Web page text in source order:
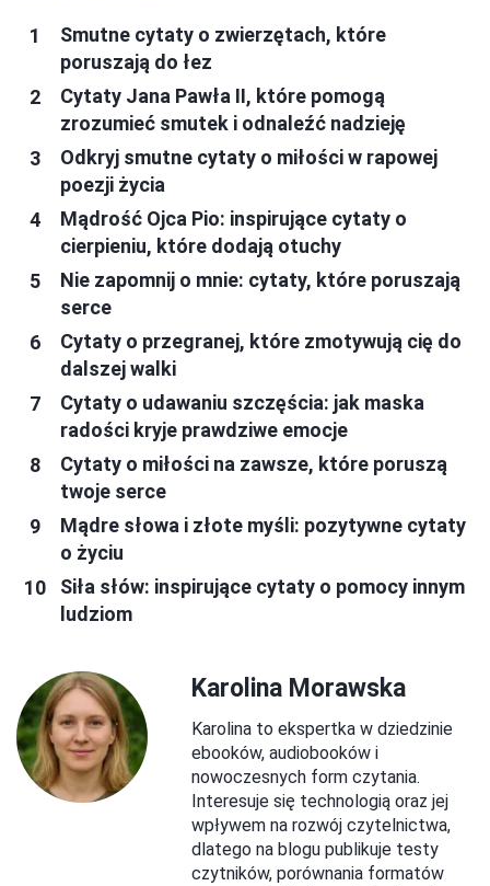
Smutne cytaty o zwierzętach, które
poruszają do łez
Cytaty Jana Pawła II, które pomogą
zrozumieć smutek i odnaleźć nadzieję
Odkryj smutne cytaty o miłości w rapowej
poezji życia
Mądrość Ojca Pio: inspirujące cytaty o
cierpieniu, które dodają otuchy
Nie zapomnij o mnie: cytaty, które poruszają
serce
Cytaty o przegranej, które zmotywują cię do
dalszej walki
Cytaty o udawaniu szczęścia: jak maska
radości kryje prawdziwe emocje
Cytaty o miłości na zawsze, które poruszą
twoje serce
Mądre słowa i złote myśli: pozytywne cytaty
o życiu
Siła słów: inspirujące cytaty o pomocy innym
ludziom
Karolina Morawska
Karolina to ekspertka w dziedzinie
ebooków, audiobooków i
nowoczesnych form czytania.
Interesuje się technologią oraz jej
wpływem na rozwój czytelnictwa,
dlatego na blogu publikuje testy
czytników, porównania formatów